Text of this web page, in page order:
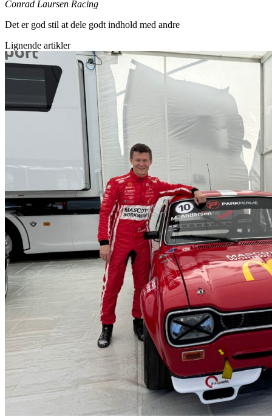
Conrad Laursen Racing
Det er god stil at dele godt indhold med andre
Lignende artikler